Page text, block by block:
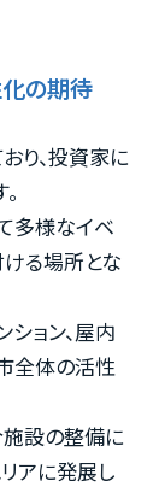
の期待
り、投資家に
多様なイベ
る場所とな
ション、屋内
全体の活性
設の整備に
アに発展し